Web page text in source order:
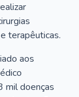
terapêuticas.
aos
mil doenças